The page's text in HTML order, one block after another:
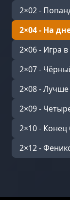
2×02 -
2×04 - На
2×06 - Игра
2×07 -
2×08 -
2×09 -
2×10 - Конец
2×12 -